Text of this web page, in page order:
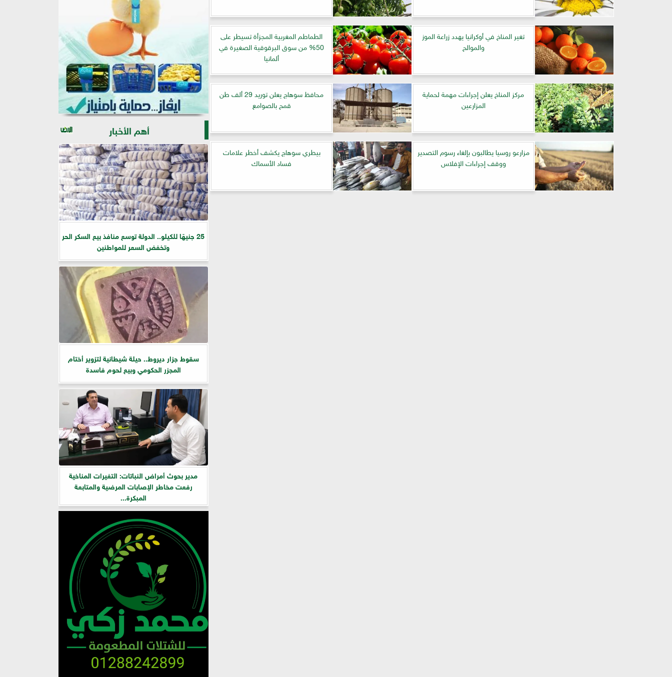
تغير المناخ في أوكرانيا يهدد زراعة الموز
والموالح
الطماطم المغربية المجزأة تسيطر على
50% من سوق البرقوقية الصغيرة في
ألمانيا
مركز المناخ يعلن إجراءات مهمة لحماية
المزارعين
محافظ سوهاج يعلن توريد 29 ألف طن
قمح بالصوامع
مزارعو روسيا يطالبون بإلغاء رسوم التصدير
ووقف إجراءات الإفلاس
بيطري سوهاج يكشف أخطر علامات
فساد الأسماك
أهم الأخبار
25 جنيهًا للكيلو.. الدولة توسع منافذ بيع السكر الحر
وتخفض السعر للمواطنين
سقوط جزار ديروط.. حيلة شيطانية لتزوير أختام
المجزر الحكومي وبيع لحوم فاسدة
مدير بحوث أمراض النباتات: التغيرات المناخية
رفعت مخاطر الإصابات المرضية والمتابعة
المبكرة...